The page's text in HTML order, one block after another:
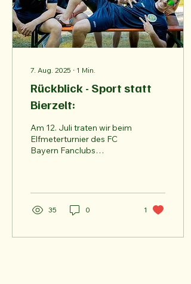
7. Aug. 2025 ∙ 1 Min.
Rückblick - Sport statt
Bierzelt:
Am 12. Juli traten wir beim
Elfmeterturnier des FC
Bayern Fanclubs
war...
35 0 1